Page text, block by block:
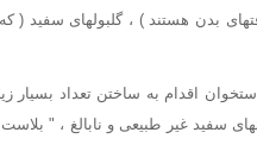
بدن هستند ) ، گلبولهای سفید (
اقدام به ساختن تعداد بسیار
سفید غیر طبیعی و نابالغ ، "